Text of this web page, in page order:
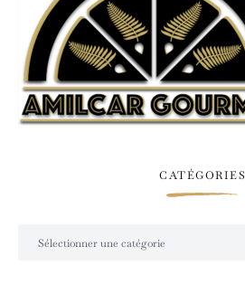
CATÉGORIES